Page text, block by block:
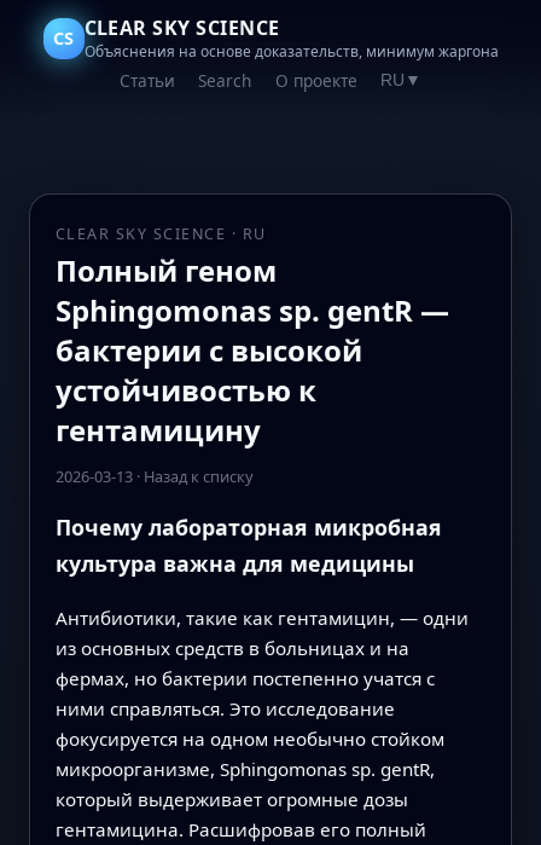
CS CLEAR SKY SCIENCE
Объяснения на основе доказательств, минимум жаргона
Статьи Search О проекте RU ▼
CLEAR SKY SCIENCE · RU
Полный геном
Sphingomonas sp. gentR —
бактерии с высокой
устойчивостью к
гентамицину
2026-03-13· Назад к списку
Почему лабораторная микробная
культура важна для медицины
Антибиотики, такие как гентамицин, — одни
из основных средств в больницах и на
фермах, но бактерии постепенно учатся с
ними справляться. Это исследование
фокусируется на одном необычно стойком
микроорганизме, Sphingomonas sp. gentR,
который выдерживает огромные дозы
гентамицина. Расшифровав его полный